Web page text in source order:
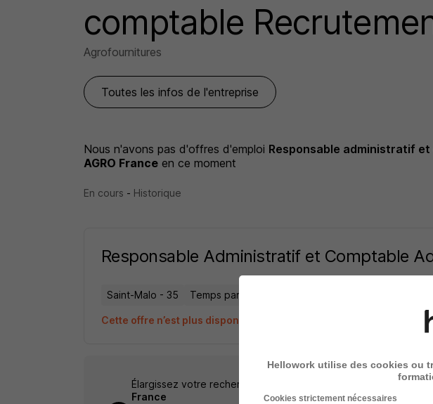
comptable
Agrofournitures
Toutes les infos de l'entreprise
Nous n'avons pas d'offres d'emploi Responsable administratif
AGRO France en ce moment
En cours - Historique
Responsable Administratif et Comptable
Saint-Malo - 35 Temps partiel
Cette offre n’est plus disponible depuis le 17/06/26
Élargissez votre recherche de Responsable administratif et
France
Hellowork utilise des cookies ou
Cookies strictement nécessaires